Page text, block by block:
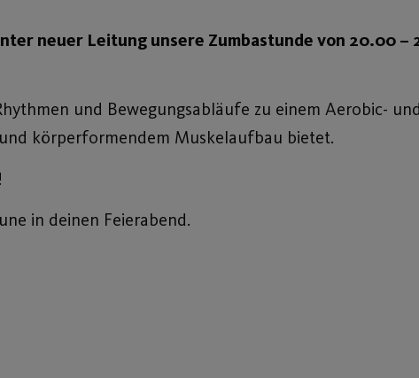
neuer Leitung unsere Zumbastunde von 20.00 –
und Bewegungsabläufe zu einem Aerobic-
körperformendem Muskelaufbau bietet.
in deinen Feierabend.